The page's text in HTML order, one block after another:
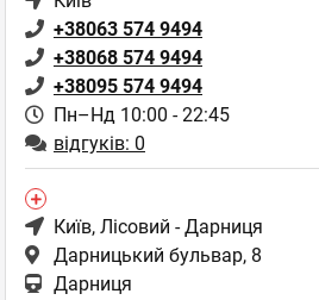
+38063 574 9494
+38068 574 9494
+38095 574 9494
Пн–Нд 10:00 - 22:45
відгуків: 0
Київ, Лісовий - Дарниця
Дарницький бульвар, 8
Дарниця